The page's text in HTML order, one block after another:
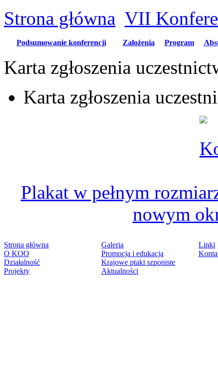
Strona główna VII
Podsumowanie konferencji Założenia Program
Karta zgłoszenia
Karta zgłoszenia
Plakat w pełnym
nowym
Strona główna
O KOO
Działalność
Projekty
Galeria
Promocja i edukacja
Krajowe ptaki szponiste
Aktualności
Linki